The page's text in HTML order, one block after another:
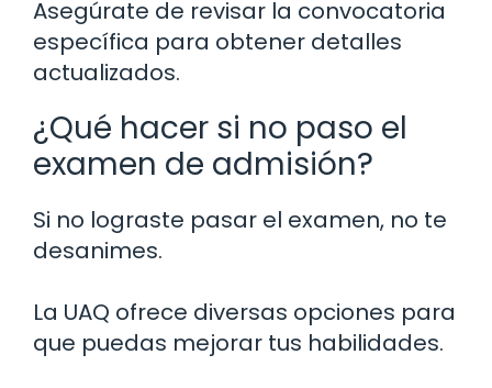
Asegúrate de revisar la convocatoria
específica para obtener detalles
actualizados.
¿Qué hacer si no paso el
examen de admisión?
Si no lograste pasar el examen, no te
desanimes.
La UAQ ofrece diversas opciones para
que puedas mejorar tus habilidades.